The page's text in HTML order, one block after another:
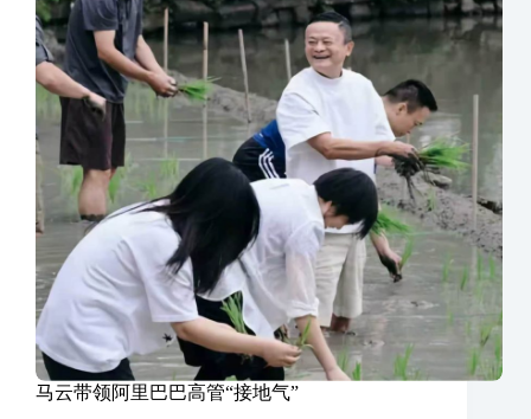
马云带领阿里巴巴高管“接地气”